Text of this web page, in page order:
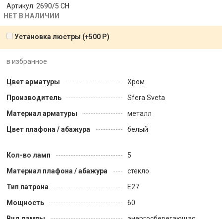
Артикул: 2690/5 CH
НЕТ В НАЛИЧИИ
Установка люстры (+500 Р)
в избранное
Цвет арматуры
Хром
Производитель
Sfera Sveta
Материал арматуры
металл
Цвет плафона / абажура
белый
Кол-во ламп
5
Материал плафона / абажура
стекло
Тип патрона
Е27
Мощность
60